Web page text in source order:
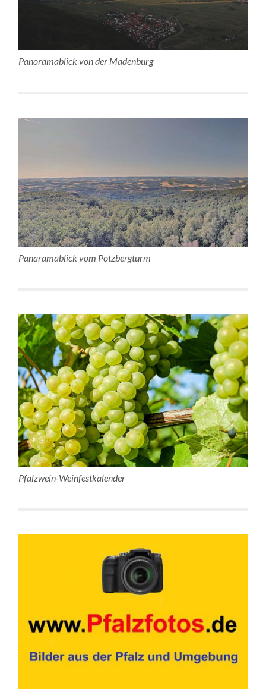
Panoramablick von der Madenburg
Panaramablick vom Potzbergturm
Pfalzwein-Weinfestkalender